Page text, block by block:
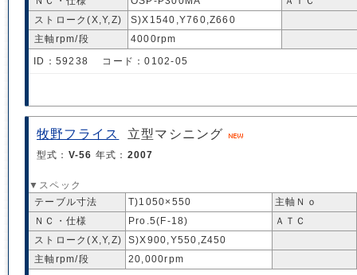
ストローク(X,Y,Z)
S)X1540,Y760,Z660
主軸rpm/段
4000rpm
ID：59238 コード：0102-05
牧野フライス 立型マシニング
型式： V-56 年式： 2007
▼スペック
テーブル寸法
T)1050×550
主軸Ｎｏ
ＮＣ・仕様
Pro.5(F-18)
ＡＴＣ
ストローク(X,Y,Z)
S)X900,Y550,Z450
主軸rpm/段
20,000rpm